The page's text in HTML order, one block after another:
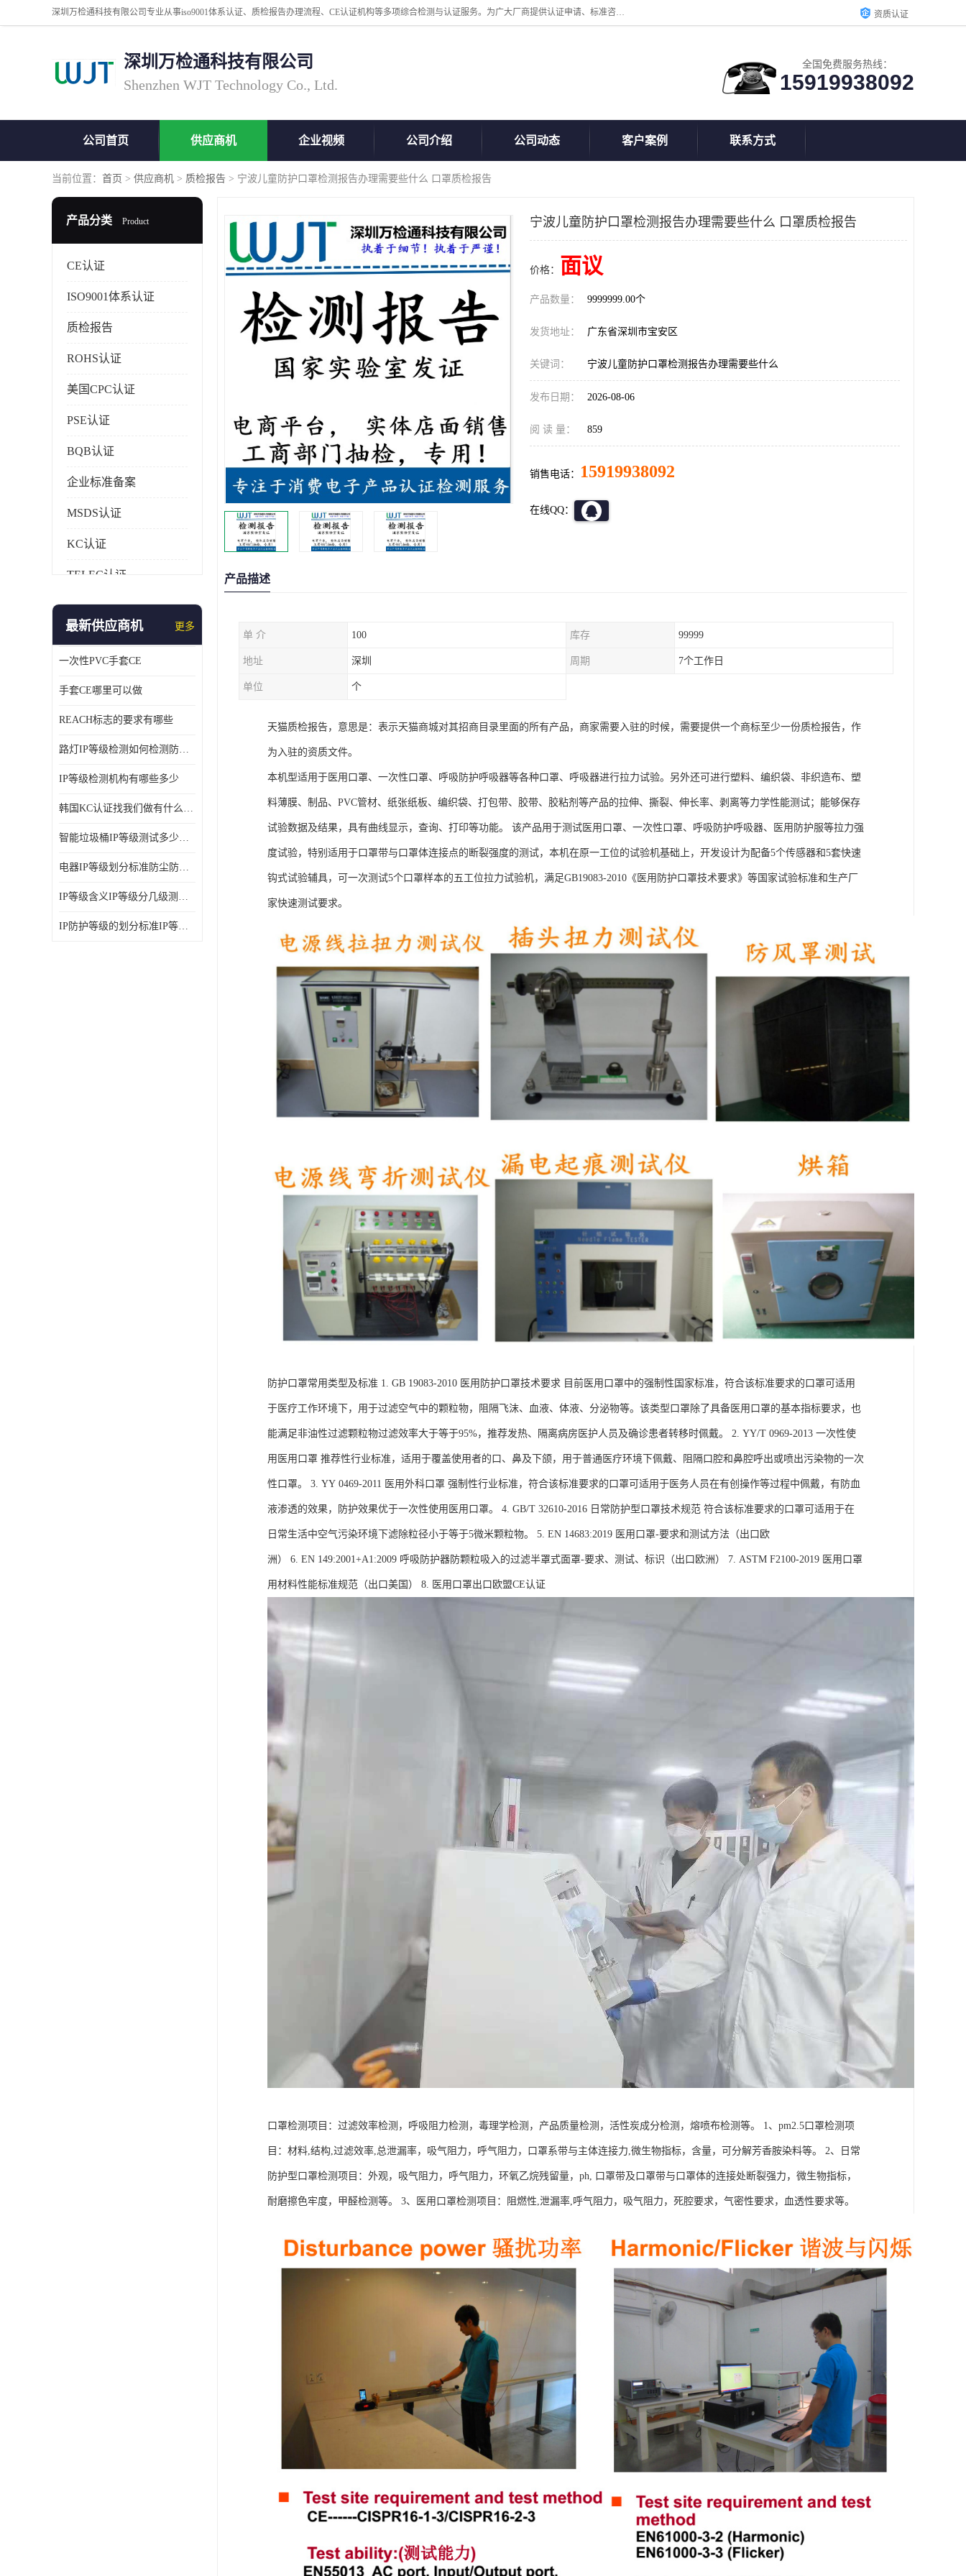
深圳万检通科技有限公司专业从事iso9001体系认证、质检报告办理流程、CE认证机构等多项综合检测与认证服务。为广大厂商提供认证申请、标准咨询、测试、技术支持、对策、获得认证等“一站式”服务。 资质认证
深圳万检通科技有限公司
Shenzhen WJT Technology Co., Ltd.
全国免费服务热线：
15919938092
公司首页 供应商机 企业视频 公司介绍 公司动态 客户案例 联系方式
当前位置： 首页 > 供应商机 > 质检报告 > 宁波儿童防护口罩检测报告办理需要些什么 口罩质检报告
产品分类 Product
CE认证
ISO9001体系认证
质检报告
ROHS认证
美国CPC认证
PSE认证
BQB认证
企业标准备案
MSDS认证
KC认证
TELEC认证
CCC认证
ISO14001体系认证
OHSAS18001体系认证
最新供应商机 更多
一次性PVC手套CE
手套CE哪里可以做
REACH标志的要求有哪些
路灯IP等级检测如何检测防尘防水
IP等级检测机构有哪些多少
韩国KC认证找我们做有什么优势
智能垃圾桶IP等级测试多少钱要多久时间
电器IP等级划分标准防尘防尘IP等级测试报告
IP等级含义IP等级分几级测试容易过吗
IP防护等级的划分标准IP等级测试多少钱
宁波儿童防护口罩检测报告办理需要些什么 口罩质检报告
价格： 面议
产品数量： 9999999.00个
发货地址： 广东省深圳市宝安区
关键词： 宁波儿童防护口罩检测报告办理需要些什么
发布日期： 2026-08-06
阅 读 量： 859
销售电话： 15919938092
在线QQ：
产品描述
单 介 100 库存 99999
地址 深圳 周期 7个工作日
单位 个
天猫质检报告，意思是：表示天猫商城对其招商目录里面的所有产品，商家需要入驻的时候，需要提供一个商标至少一份质检报告，作
为入驻的资质文件。
本机型适用于医用口罩、一次性口罩、呼吸防护呼吸器等各种口罩、呼吸器进行拉力试验。另外还可进行塑料、编织袋、非织造布、塑
料薄膜、制品、PVC管材、纸张纸板、编织袋、打包带、胶带、胶粘剂等产品的拉伸、撕裂、伸长率、剥离等力学性能测试；能够保存
试验数据及结果，具有曲线显示，查询、打印等功能。 该产品用于测试医用口罩、一次性口罩、呼吸防护呼吸器、医用防护服等拉力强
度试验，特别适用于口罩带与口罩体连接点的断裂强度的测试，本机在原一工位的试验机基础上，开发设计为配备5个传感器和5套快速
钩式试验辅具，可一次测试5个口罩样本的五工位拉力试验机，满足GB19083-2010《医用防护口罩技术要求》等国家试验标准和生产厂
家快速测试要求。
防护口罩常用类型及标准 1. GB 19083-2010 医用防护口罩技术要求 目前医用口罩中的强制性国家标准，符合该标准要求的口罩可适用
于医疗工作环境下，用于过滤空气中的颗粒物，阻隔飞沫、血液、体液、分泌物等。该类型口罩除了具备医用口罩的基本指标要求，也
能满足非油性过滤颗粒物过滤效率大于等于95%，推荐发热、隔离病房医护人员及确诊患者转移时佩戴。 2. YY/T 0969-2013 一次性使
用医用口罩 推荐性行业标准，适用于覆盖使用者的口、鼻及下颌，用于普通医疗环境下佩戴、阻隔口腔和鼻腔呼出或喷出污染物的一次
性口罩。 3. YY 0469-2011 医用外科口罩 强制性行业标准，符合该标准要求的口罩可适用于医务人员在有创操作等过程中佩戴，有防血
液渗透的效果，防护效果优于一次性使用医用口罩。 4. GB/T 32610-2016 日常防护型口罩技术规范 符合该标准要求的口罩可适用于在
日常生活中空气污染环境下滤除粒径小于等于5微米颗粒物。 5. EN 14683:2019 医用口罩-要求和测试方法（出口欧
洲） 6. EN 149:2001+A1:2009 呼吸防护器防颗粒吸入的过滤半罩式面罩-要求、测试、标识（出口欧洲） 7. ASTM F2100-2019 医用口罩
用材料性能标准规范（出口美国） 8. 医用口罩出口欧盟CE认证
口罩检测项目：过滤效率检测，呼吸阻力检测，毒理学检测，产品质量检测，活性炭成分检测，熔喷布检测等。 1、pm2.5口罩检测项
目：材料,结构,过滤效率,总泄漏率，吸气阻力，呼气阻力，口罩系带与主体连接力,微生物指标，含量，可分解芳香胺染料等。 2、日常
防护型口罩检测项目：外观，吸气阻力，呼气阻力，环氧乙烷残留量，ph, 口罩带及口罩带与口罩体的连接处断裂强力，微生物指标，
耐磨擦色牢度，甲醛检测等。 3、医用口罩检测项目：阻燃性,泄漏率,呼气阻力，吸气阻力，死腔要求，气密性要求，血透性要求等。